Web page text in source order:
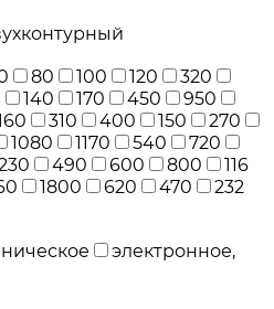
80 100 120
320
140 170 450
950
310 400 150
270
1080 1170 540
720
490 600 800
116
1800 620 470
232
электронное,